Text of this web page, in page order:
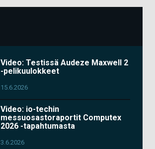
Video: Testissä Audeze Maxwell 2
-pelikuulokkeet
15.6.2026
Video: io-techin
messuosastoraportit Computex
2026 -tapahtumasta
3.6.2026